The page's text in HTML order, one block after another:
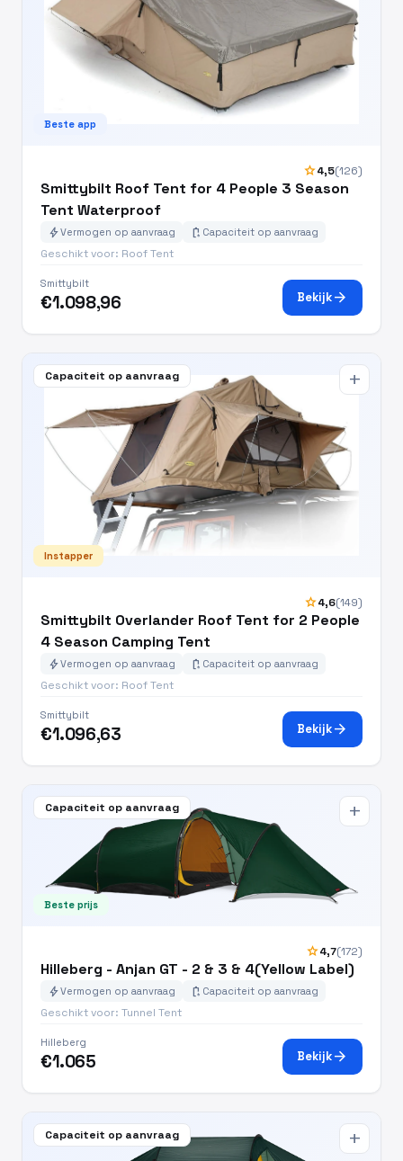
Beste app
star4,5(126)
Smittybilt Roof Tent for 4 People 3 Season
Tent Waterproof
boltVermogen op aanvraag battery_charging_full Capaciteit op aanvraag
Geschikt voor: Roof Tent
Smittybilt
€1.098,96 Bekijkarrow_forward
Capaciteit op aanvraag
Instapper
add
star4,6(149)
Smittybilt Overlander Roof Tent for 2 People
4 Season Camping Tent
boltVermogen op aanvraag battery_charging_full Capaciteit op aanvraag
Geschikt voor: Roof Tent
Smittybilt
€1.096,63 Bekijkarrow_forward
Capaciteit op aanvraag
Beste prijs
add
star4,7(172)
Hilleberg - Anjan GT - 2 & 3 & 4(Yellow Label)
boltVermogen op aanvraag battery_charging_full Capaciteit op aanvraag
Geschikt voor: Tunnel Tent
Hilleberg
€1.065 Bekijkarrow_forward
Capaciteit op aanvraag add